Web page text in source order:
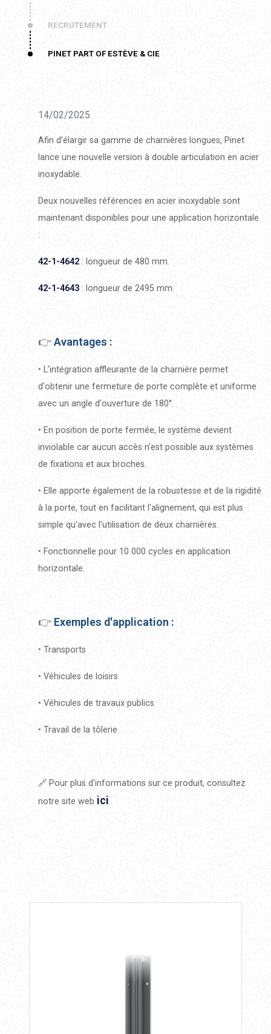
RECRUTEMENT
PINET PART OF ESTÈVE & CIE
14/02/2025
Afin d’élargir sa gamme de charnières longues, Pinet
lance une nouvelle version à double articulation en acier
inoxydable.
Deux nouvelles références en acier inoxydable sont
maintenant disponibles pour une application horizontale
:
42-1-4642 : longueur de 480 mm.
42-1-4643 : longueur de 2495 mm.
👉Avantages :
• L'intégration affleurante de la charnière permet
d'obtenir une fermeture de porte complète et uniforme
avec un angle d'ouverture de 180°.
• En position de porte fermée, le système devient
inviolable car aucun accès n’est possible aux systèmes
de fixations et aux broches.
• Elle apporte également de la robustesse et de la rigidité
à la porte, tout en facilitant l'alignement, qui est plus
simple qu'avec l'utilisation de deux charnières.
• Fonctionnelle pour 10 000 cycles en application
horizontale.
👉 Exemples d'application :
• Transports
• Véhicules de loisirs
• Véhicules de travaux publics
• Travail de la tôlerie
🔗 Pour plus d'informations sur ce produit, consultez
notre site web ici.